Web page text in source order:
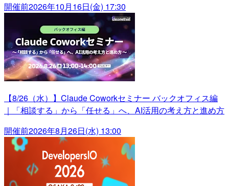
開催前2026年10月16日(金) 17:30
【8/26（水）】Claude Coworkセミナー バックオフィス編
｜「相談する」から「任せる」へ、AI活用の考え方と進め方
開催前2026年8月26日(水) 13:00